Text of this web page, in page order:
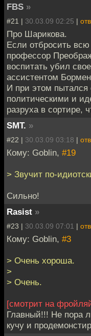
FBS »
#21 | 30.03.09 02:25 |
Про Шарикова.
Если отбросить
профессор
воспитать убил
ассистентом
И при этом пытался
политическими и
разруха в сортире,
SMT. »
#22 | 30.03.09 03:18 |
Кому: Goblin, #19
> Звучит по-
Сильно!
Rasist »
#23 | 30.03.09 07:01 |
Кому: Goblin, #3
> Очень хороша.
>
> Очень.
[смотрит на
Главный!!! Не пора
кучу и